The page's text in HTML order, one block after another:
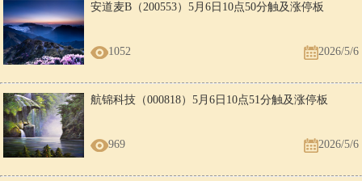
安道麦B（200553）5月6日10点50分触及涨停板
1052 2026/5/6
航锦科技（000818）5月6日10点51分触及涨停板
969 2026/5/6